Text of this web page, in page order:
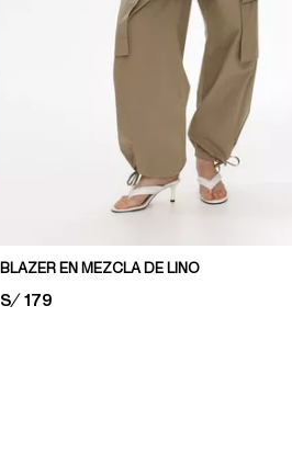
BLAZER EN MEZCLA DE LINO
PRICE:
S/ 179